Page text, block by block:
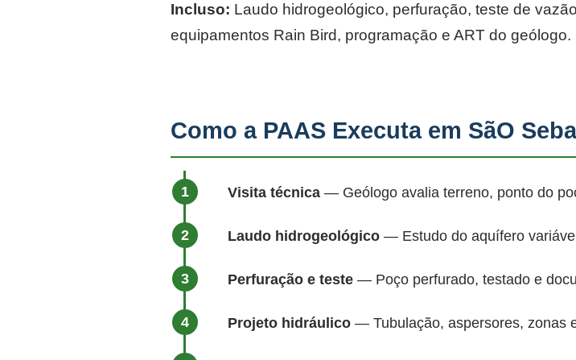
Incluso: Laudo hidrogeológico, perfuração, teste de
equipamentos Rain Bird, programação e ART do geólogo.
Como a PAAS Executa em SãO
Visita técnica — Geólogo avalia terreno, ponto do
Laudo hidrogeológico — Estudo do aquífero
Perfuração e teste — Poço perfurado, testado e
Projeto hidráulico — Tubulação, aspersores, zonas